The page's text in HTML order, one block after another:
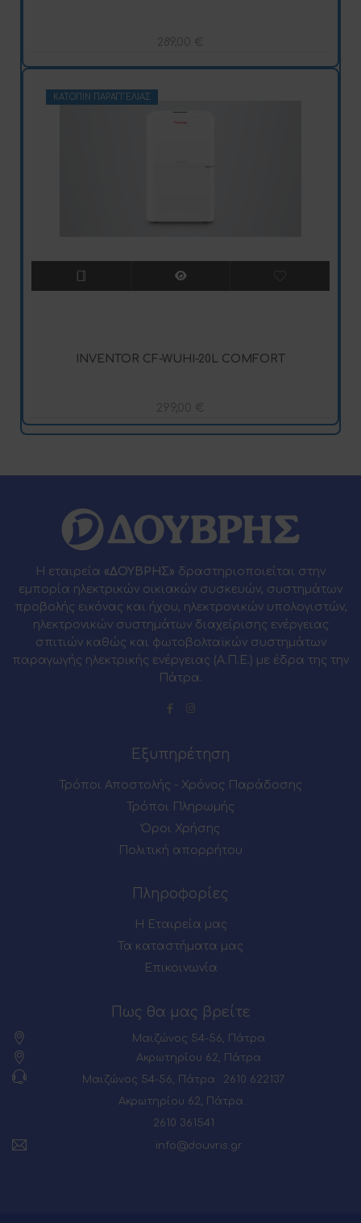
289,00 €
ΚΑΤΌΠΙΝ ΠΑΡΑΓΓΕΛΊΑΣ
INVENTOR CF-WUHI-20L COMFORT
299,00 €
Η εταιρεία «ΔΟΥΒΡΗΣ» δραστηριοποιείται στην
εμπορία ηλεκτρικών οικιακών συσκευών, συστημάτων
προβολής εικόνας και ήχου, ηλεκτρονικών υπολογιστών,
ηλεκτρονικών συστημάτων διαχείρισης ενέργειας
σπιτιών καθώς και φωτοβολταϊκών συστημάτων
παραγωγής ηλεκτρικής ενέργειας (Α.Π.Ε.) με έδρα της την
Πάτρα.
Εξυπηρέτηση
Τρόποι Αποστολής - Χρόνος Παράδοσης
Τρόποι Πληρωμής
Όροι Χρήσης
Πολιτική απορρήτου
Πληροφορίες
Η Εταιρεία μας
Τα καταστήματα μας
Επικοινωνία
Πως θα μας βρείτε
Μαιζώνος 54-56, Πάτρα
Ακρωτηρίου 62, Πάτρα
Μαιζώνος 54-56, Πάτρα : 2610 622137
Ακρωτηρίου 62, Πάτρα :
2610 361541
info@douvris.gr